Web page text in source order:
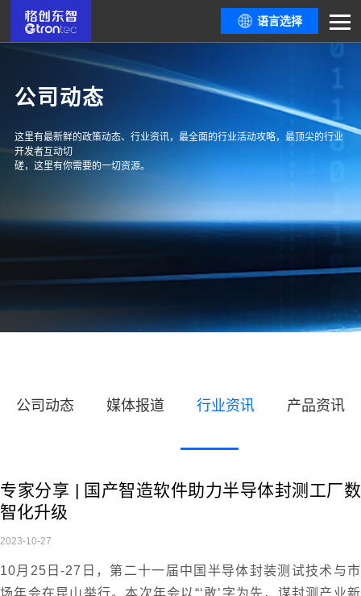
语言选择
公司动态
这里有最新鲜的政策动态、行业资讯，最全面的行业活动攻略，最顶尖的行业
开发者互动切
磋，这里有你需要的一切资源。
公司动态 媒体报道 行业资讯 产品资讯
专家分享 | 国产智造软件助力半导体封测工厂数
智化升级
2023-10-27
10月25日-27日，第二十一届中国半导体封装测试技术与市
场年会在昆山举行。本次年会以“‘敢’字为先，谋封测产业新